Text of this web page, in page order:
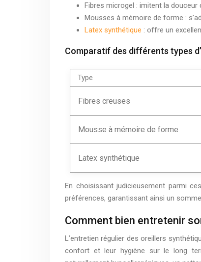
Fibres microgel : imitent la douceur
Mousses à mémoire de forme :
Latex synthétique : offre un
Comparatif des différents types
Type
Fibres creuses
Mousse à mémoire de forme
Latex synthétique
En choisissant judicieusement parmi
préférences, garantissant ainsi un
Comment bien entretenir
L’entretien régulier des oreillers
confort et leur hygiène sur le long